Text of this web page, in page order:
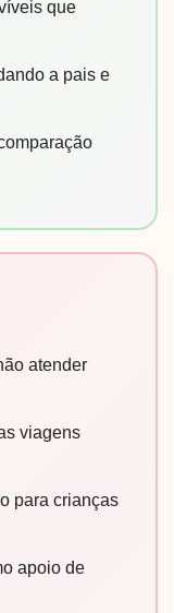
que
a pais e
atender
viagens
para crianças
apoio de